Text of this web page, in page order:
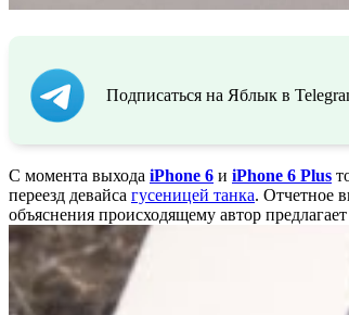
Подписаться на Яблык в
С момента выхода iPhone 6 и iPhone 6 Plus
переезд девайса гусеницей танка. Отчетное
объяснения происходящему автор